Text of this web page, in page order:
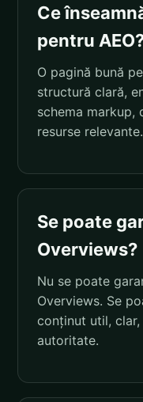
Ce
pentru
O pagină bună
structură clară,
schema markup,
resurse relevante.
Se poate
Overviews?
Nu se poate
Overviews. Se
conținut util,
autoritate.